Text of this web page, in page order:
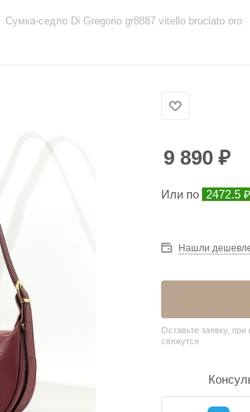
Сумка-седло Di Gregorio gr8887 vitello bruciato oro
9 890₽
Или по 2472.5 ₽
Нашли
Оставьте заявку,
свяжутся